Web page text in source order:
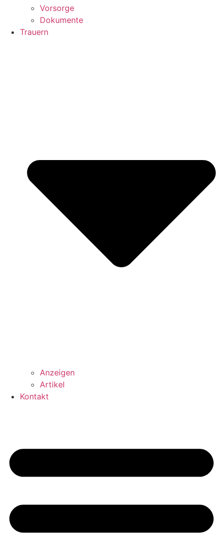
Vorsorge
Dokumente
Trauern
Anzeigen
Artikel
Kontakt